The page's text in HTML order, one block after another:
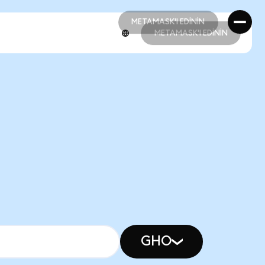
METAMASK'I EDİNİN
METAMASK'I EDİNİN
METAMASK'I EDİNİN
GHO